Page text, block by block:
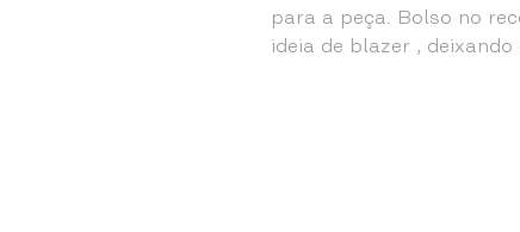
para a peça. Bolso no
ideia de blazer ,